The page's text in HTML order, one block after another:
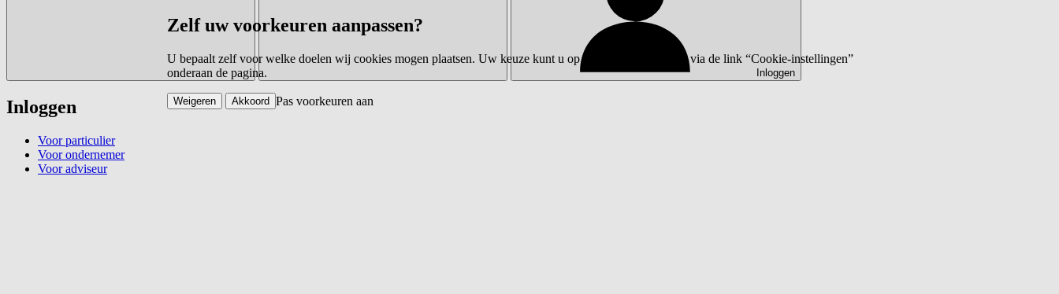
Inloggen
Inloggen
Voor particulier
Voor ondernemer
Voor adviseur
Zelf uw voorkeuren aanpassen?
U bepaalt zelf voor welke doelen wij cookies mogen plaatsen. Uw keuze kunt u op elk moment wijzigen via de link “Cookie-instellingen”
onderaan de pagina.
Pas voorkeuren aan
Weigeren Akkoord